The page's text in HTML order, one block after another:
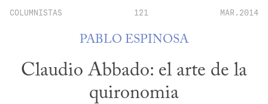
COLUMNISTAS 121 MAR.2014
PABLO ESPINOSA
Claudio Abbado: el arte de la
quironomia